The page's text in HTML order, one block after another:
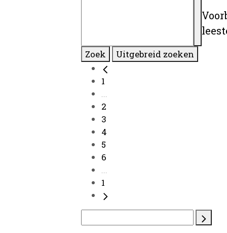
Zoek Uitgebreid zoeken
1
...
2
3
4
5
6
...
1